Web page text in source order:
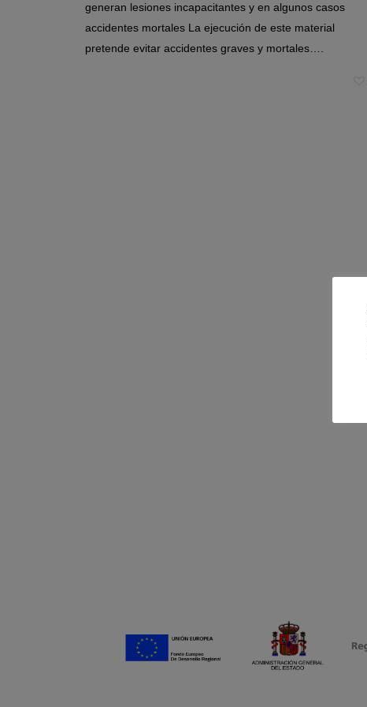
generan lesiones incapacitantes y en algunos casos
accidentes mortales La ejecución de este material
pretende evitar accidentes graves y mortales….